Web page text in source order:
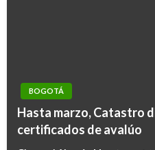
BOGOTÁ
Hasta marzo, Catastro
certificados de avalúo